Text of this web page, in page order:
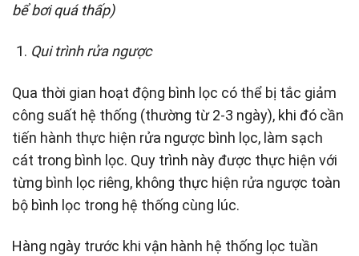
bể bơi quá thấp)
Qui trình rửa ngược
Qua thời gian hoạt động bình lọc có thể bị tắc giảm
công suất hệ thống (thường từ 2-3 ngày), khi đó cần
tiến hành thực hiện rửa ngược bình lọc, làm sạch
cát trong bình lọc. Quy trình này được thực hiện với
từng bình lọc riêng, không thực hiện rửa ngược toàn
bộ bình lọc trong hệ thống cùng lúc.
Hàng ngày trước khi vận hành hệ thống lọc tuần